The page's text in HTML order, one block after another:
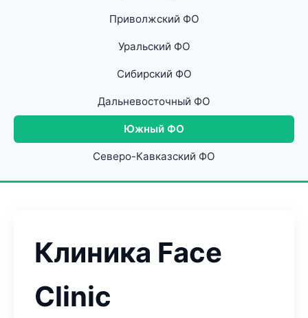
Приволжский ФО
Уральский ФО
Сибирский ФО
Дальневосточный ФО
Южный ФО
Северо-Кавказский ФО
Клиника Face
Clinic